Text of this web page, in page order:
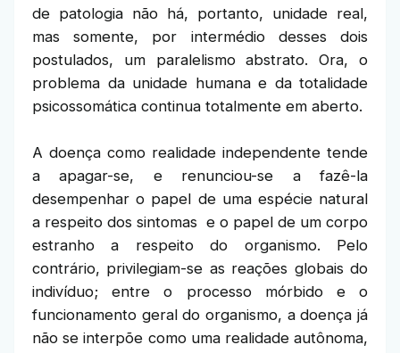
de patologia não há, portanto, unidade real,
mas somente, por intermédio desses dois
postulados, um paralelismo abstrato. Ora, o
problema da unidade humana e da totalidade
psicossomática continua totalmente em aberto.
A doença como realidade independente tende
a apagar-se, e renunciou-se a fazê-la
desempenhar o papel de uma espécie natural
a respeito dos sintomas e o papel de um corpo
estranho a respeito do organismo. Pelo
contrário, privilegiam-se as reações globais do
indivíduo; entre o processo mórbido e o
funcionamento geral do organismo, a doença já
não se interpõe como uma realidade autônoma,